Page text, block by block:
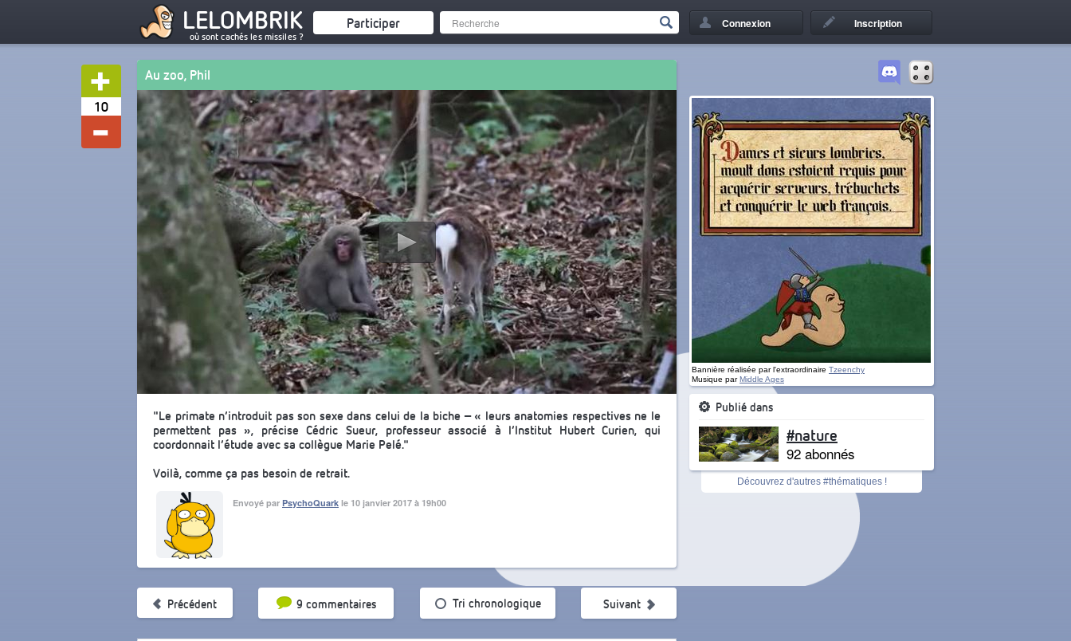
LELOMBRIK
où sont cachés les missiles ?
Participer Connexion Inscription
10
Au zoo, Phil
"Le primate n’introduit pas son sexe dans celui de la biche – « leurs anatomies respectives ne le
permettent pas », précise Cédric Sueur, professeur associé à l’Institut Hubert Curien, qui
coordonnait l’étude avec sa collègue Marie Pelé."
Voilà, comme ça pas besoin de retrait.
Envoyé par PsychoQuark le 10 janvier 2017 à 19h00
Précédent 9 commentaires
Tri par popularité Tri chronologique Suivant
Bannière réalisée par l'extraordinaire Tzeenchy
Musique parMiddle Ages
Publié dans
#nature
92 abonnés
Découvrez d'autres #thématiques !